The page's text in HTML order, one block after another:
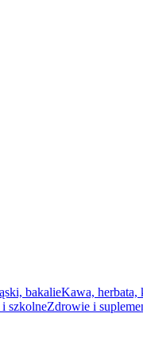
bakalieKawa, herbata,
szkolneZdrowie i